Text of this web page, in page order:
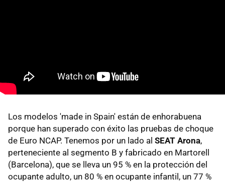
Los modelos 'made in Spain' están de enhorabuena
porque han superado con éxito las pruebas de choque
de Euro NCAP. Tenemos por un lado al SEAT Arona,
perteneciente al segmento B y fabricado en Martorell
(Barcelona), que se lleva un 95 % en la protección del
ocupante adulto, un 80 % en ocupante infantil, un 77 %